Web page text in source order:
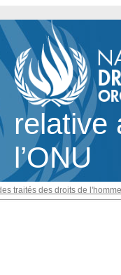
relative
l’ONU
traités des droits de l'homme